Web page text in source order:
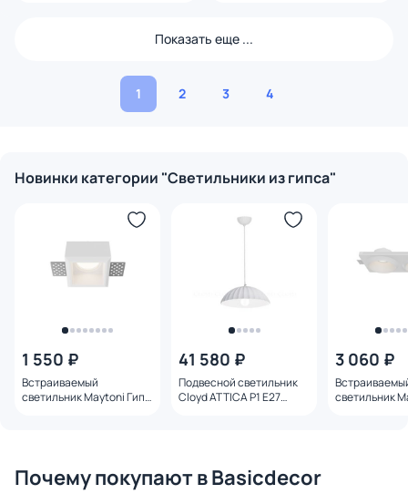
Показать еще ...
1 2 3 4
Новинки категории "Светильники из гипса"
1 550 ₽
Встраиваемый
светильник Maytoni Гипс
41 580 ₽
Подвесной светильник
Cloyd ATTICA P1 E27
3 060 ₽
светильник
Почему покупают в Basicdecor